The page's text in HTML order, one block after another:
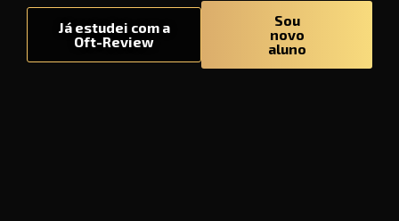
Já estudei com a
Oft-Review
Sou
novo
aluno